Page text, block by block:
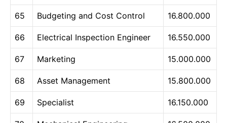
65 Budgeting and Cost Control 16.800.000
66 Electrical Inspection Engineer 16.550.000
67 Marketing 15.000.000
68 Asset Management 15.800.000
69 Specialist 16.150.000